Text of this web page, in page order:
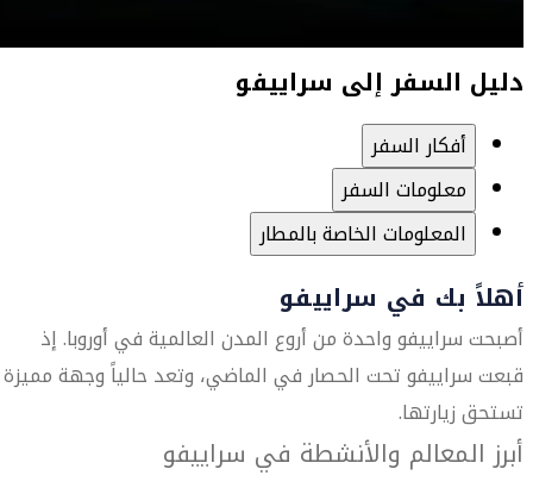
دليل السفر إلى سراييفو
أفكار السفر
معلومات السفر
المعلومات الخاصة بالمطار
أهلاً بك في سراييفو
أصبحت سراييفو واحدة من أروع المدن العالمية في أوروبا. إذ
قبعت سراييفو تحت الحصار في الماضي، وتعد حالياً وجهة مميزة
تستحق زيارتها.
أبرز المعالم والأنشطة في سراييفو